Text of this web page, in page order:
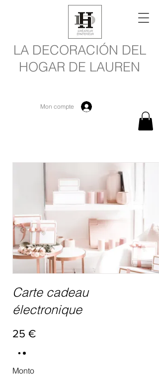
LA DECORACIÓN DEL
HOGAR DE LAUREN
Mon compte
Carte cadeau
électronique
25 €
Monto